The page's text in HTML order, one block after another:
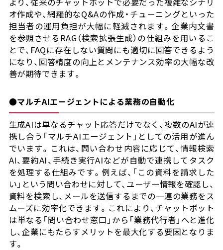
オ作成や、網羅的なQ&Aの作成・チューニングといった
担当者の運用負担が大幅に軽減されます。企業内文書
を参照させるRAG（検索拡張生成）の仕組みを用いるこ
とで、FAQに存在しない質問にも適切に回答できるよう
になり、回答精度の向上とメンテナンス効率の大幅な改
善が期待できます。
●マルチAIエージェントによる業務の自動化
生成AIは単なるチャット応答だけでなく、複数のAIが連
携し合う「マルチAIエージェント」としての活用が進ん
でいます。これは、問い合わせ内容に応じて、情報検索
AI、要約AI、手続き実行AIなどが自動で連携してタスク
を処理する仕組みです。例えば、「この資料を請求した
い」という問い合わせに対して、ユーザー情報を確認し、
資料を検索し、メールを送信するまでの一連の業務をス
ムーズに効率化できます。これにより、チャットボット
は単なる「問い合わせ窓口」から「業務代行者」へと進化
し、企業にもたらすメリットを最大化する要因となりま
す。